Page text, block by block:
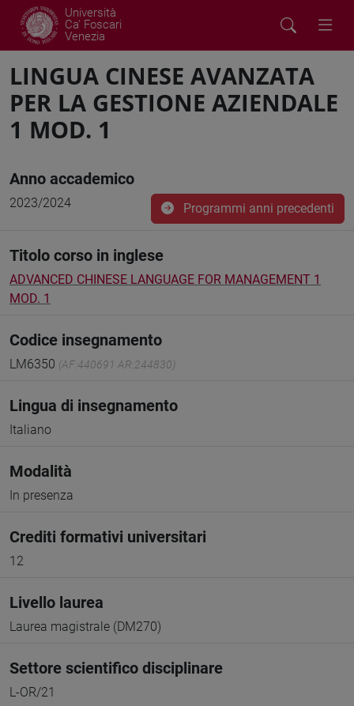
Università
Ca' Foscari
Venezia
LINGUA CINESE AVANZATA
PER LA GESTIONE AZIENDALE
1 MOD. 1
Anno accademico
2023/2024 Programmi anni precedenti
Titolo corso in inglese
ADVANCED CHINESE LANGUAGE FOR MANAGEMENT 1
MOD. 1
Codice insegnamento
LM6350 (AF:440691 AR:244830)
Lingua di insegnamento
Italiano
Modalità
In presenza
Crediti formativi universitari
12
Livello laurea
Laurea magistrale (DM270)
Settore scientifico disciplinare
L-OR/21